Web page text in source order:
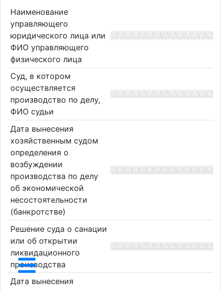
Наименование
управляющего
юридического лица или
ФИО управляющего
физического лица
Суд, в котором
осуществляется
производство по делу,
ФИО судьи
Дата вынесения
хозяйственным судом
определения о
возбуждении
производства по делу
об экономической
несостоятельности
(банкротстве)
Решение суда о санации
или об открытии
ликвидационного
производства
Дата вынесения